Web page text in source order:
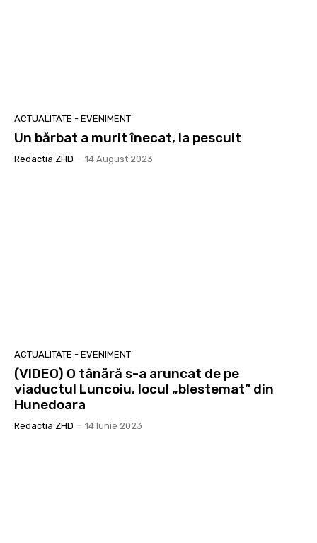
ACTUALITATE - EVENIMENT
Un bărbat a murit înecat, la pescuit
Redactia ZHD - 14 August 2023
ACTUALITATE - EVENIMENT
(VIDEO) O tânără s-a aruncat de pe
viaductul Luncoiu, locul „blestemat” din
Hunedoara
Redactia ZHD - 14 Iunie 2023